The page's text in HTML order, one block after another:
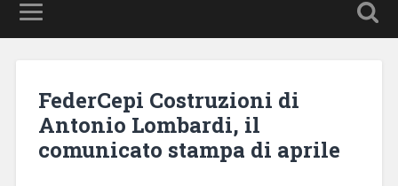
FederCepi Costruzioni di
Antonio Lombardi, il
comunicato stampa di aprile